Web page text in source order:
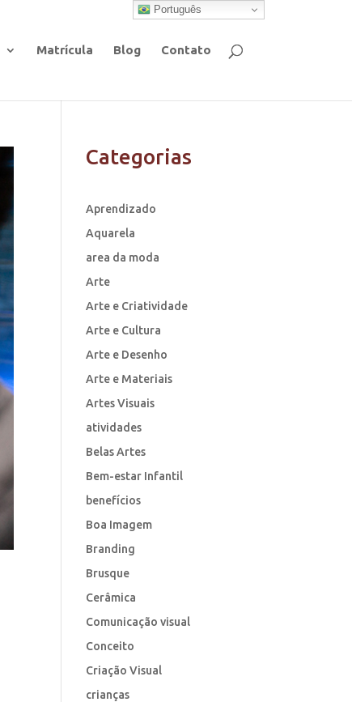
Matrícula Blog Contato
Categorias
Aprendizado
Aquarela
area da moda
Arte
Arte e Criatividade
Arte e Cultura
Arte e Desenho
Arte e Materiais
Artes Visuais
atividades
Belas Artes
Bem-estar Infantil
benefícios
Boa Imagem
Branding
Brusque
Cerâmica
Comunicação visual
Conceito
Criação Visual
crianças
Português